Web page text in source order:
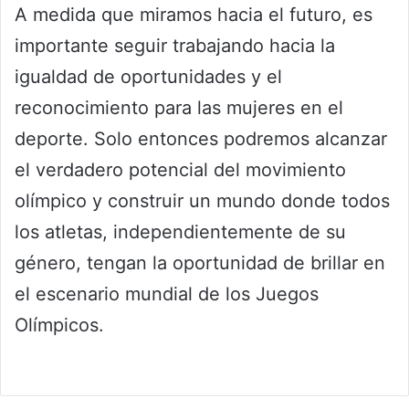
A medida que miramos hacia el futuro, es
importante seguir trabajando hacia la
igualdad de oportunidades y el
reconocimiento para las mujeres en el
deporte. Solo entonces podremos alcanzar
el verdadero potencial del movimiento
olímpico y construir un mundo donde todos
los atletas, independientemente de su
género, tengan la oportunidad de brillar en
el escenario mundial de los Juegos
Olímpicos.